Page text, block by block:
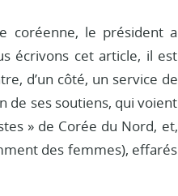
coréenne, le président a
écrivons cet article, il est
d’un côté, un service de
de ses soutiens, qui voient
» de Corée du Nord, et,
des femmes), effarés